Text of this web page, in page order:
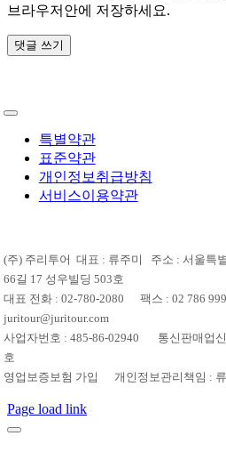
브라우저안에 저장하세요.
특별약관
표준약관
개인정보취급방침
서비스이용약관
(주) 주리투어 대표 : 류주미 주소 : 서울특
66길 17 성우빌딩 503호
대표 전화 : 02-780-2080 팩스 : 02 786
juritour@juritour.com
사업자번호 : 485-86-02940 통신판매업신
호
영업보증보험 가입 개인정보관리책임 :
Page load link